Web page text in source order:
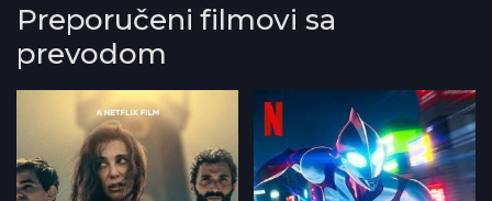
Preporučeni filmovi sa
prevodom